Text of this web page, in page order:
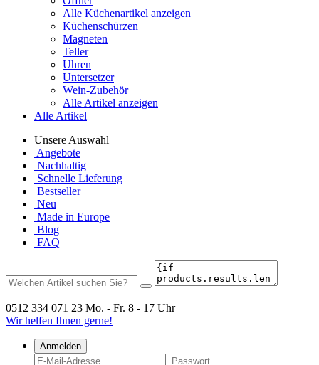
Alle Küchenartikel anzeigen
Küchenschürzen
Magneten
Teller
Uhren
Untersetzer
Wein-Zubehör
Alle Artikel anzeigen
Alle Artikel
Unsere Auswahl
Angebote
Nachhaltig
Schnelle Lieferung
Bestseller
Neu
Made in Europe
Blog
FAQ
0512 334 071 23 Mo. - Fr. 8 - 17 Uhr
Wir helfen Ihnen gerne!
Anmelden